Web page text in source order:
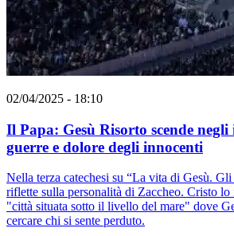
02/04/2025 - 18:10
Il Papa: Gesù Risorto scende
guerre e dolore degli innocenti
Nella terza catechesi su “La vita di Gesù.
riflette sulla personalità di Zaccheo. Cristo lo
"città situata sotto il livello del mare" dove
cercare chi si sente perduto.